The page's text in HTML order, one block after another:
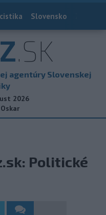
Slovensko
.SK
agentúry Slovenskej
2026
Oskar
Politické